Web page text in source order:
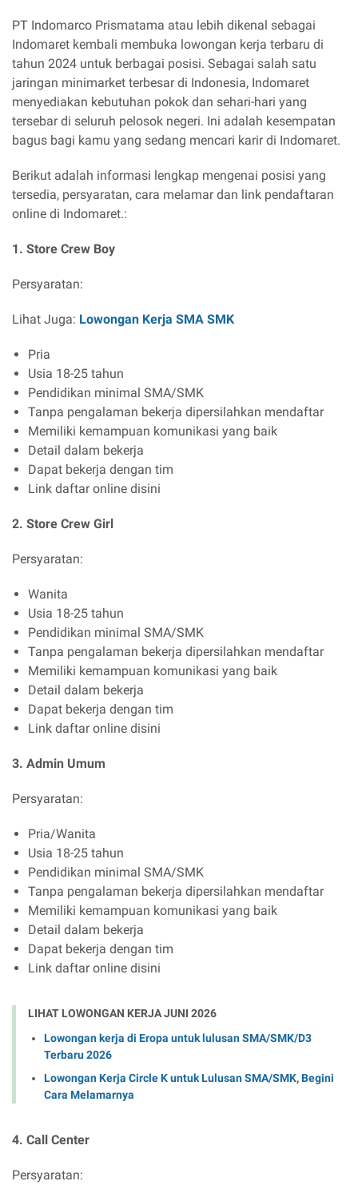
PT Indomarco Prismatama atau lebih dikenal sebagai
Indomaret kembali membuka lowongan kerja terbaru di
tahun 2024 untuk berbagai posisi. Sebagai salah satu
jaringan minimarket terbesar di Indonesia, Indomaret
menyediakan kebutuhan pokok dan sehari-hari yang
tersebar di seluruh pelosok negeri. Ini adalah kesempatan
bagus bagi kamu yang sedang mencari karir di Indomaret.
Berikut adalah informasi lengkap mengenai posisi yang
tersedia, persyaratan, cara melamar dan link pendaftaran
online di Indomaret.:
1. Store Crew Boy
Persyaratan:
Lihat Juga: Lowongan Kerja SMA SMK
Pria
Usia 18-25 tahun
Pendidikan minimal SMA/SMK
Tanpa pengalaman bekerja dipersilahkan mendaftar
Memiliki kemampuan komunikasi yang baik
Detail dalam bekerja
Dapat bekerja dengan tim
Link daftar online disini
2. Store Crew Girl
Persyaratan:
Wanita
Usia 18-25 tahun
Pendidikan minimal SMA/SMK
Tanpa pengalaman bekerja dipersilahkan mendaftar
Memiliki kemampuan komunikasi yang baik
Detail dalam bekerja
Dapat bekerja dengan tim
Link daftar online disini
3. Admin Umum
Persyaratan:
Pria/Wanita
Usia 18-25 tahun
Pendidikan minimal SMA/SMK
Tanpa pengalaman bekerja dipersilahkan mendaftar
Memiliki kemampuan komunikasi yang baik
Detail dalam bekerja
Dapat bekerja dengan tim
Link daftar online disini
LIHAT LOWONGAN KERJA JUNI 2026
Lowongan kerja di Eropa untuk lulusan SMA/SMK/D3
Terbaru 2026
Lowongan Kerja Circle K untuk Lulusan SMA/SMK, Begini
Cara Melamarnya
4. Call Center
Persyaratan: